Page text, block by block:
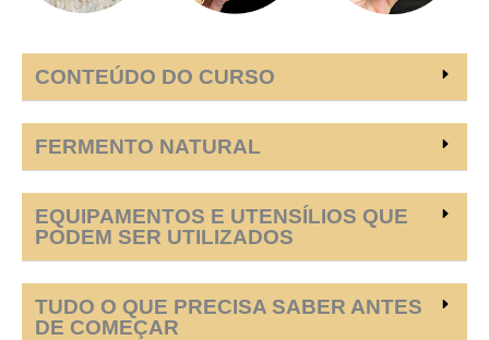
CONTEÚDO DO CURSO
FERMENTO NATURAL
EQUIPAMENTOS E UTENSÍLIOS QUE
PODEM SER UTILIZADOS
TUDO O QUE PRECISA SABER ANTES
DE COMEÇAR